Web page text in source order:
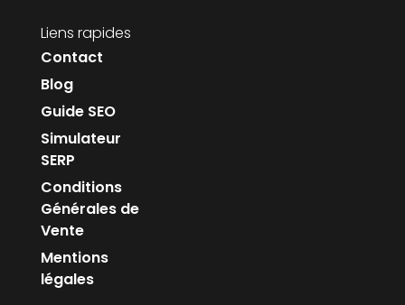
Liens rapides
Contact
Blog
Guide SEO
Simulateur
SERP
Conditions
Générales de
Vente
Mentions
légales